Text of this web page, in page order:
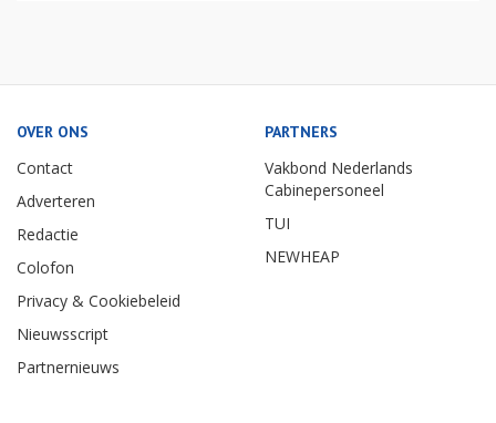
OVER ONS
Contact
Adverteren
Redactie
Colofon
Privacy & Cookiebeleid
Nieuwsscript
Partnernieuws
PARTNERS
Vakbond Nederlands
Cabinepersoneel
TUI
NEWHEAP